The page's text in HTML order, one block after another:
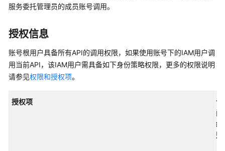
绍
快
速
入
门
指
服务委托管理员的成员账号调用。
授权信息
账号根用户具备所有API的调用权限，如果使用账号下的IAM用户调
用当前API，该IAM用户需具备如下身份策略权限，更多的权限说明
请参见权限和授权项。
授权项
访
问
级
别